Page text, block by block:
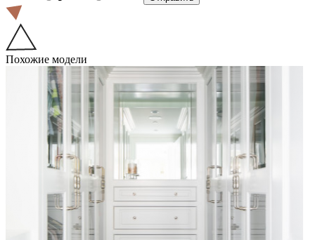
Похожие модели